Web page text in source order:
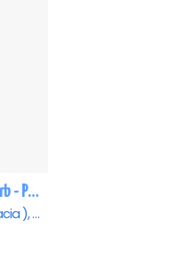
HORATIU MALAELE - Sunt un orb - Piatra Neamt
Cinema Mon Amour ( fost Dacia ), Piatra-Neamt